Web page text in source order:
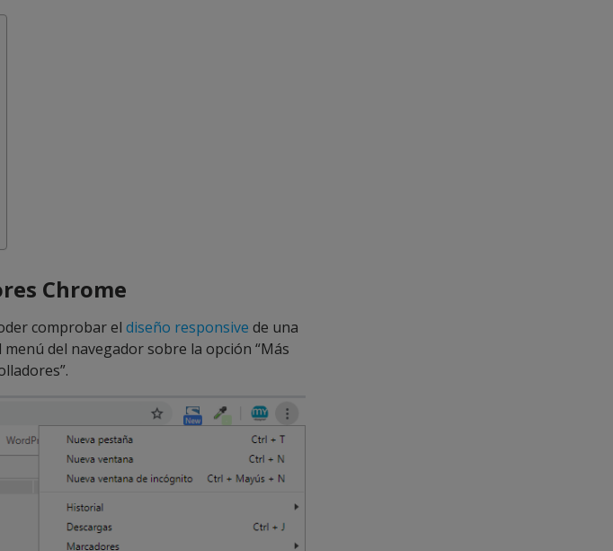
Chrome
comprobar el diseño responsive de una
menú del navegador sobre la opción “Más